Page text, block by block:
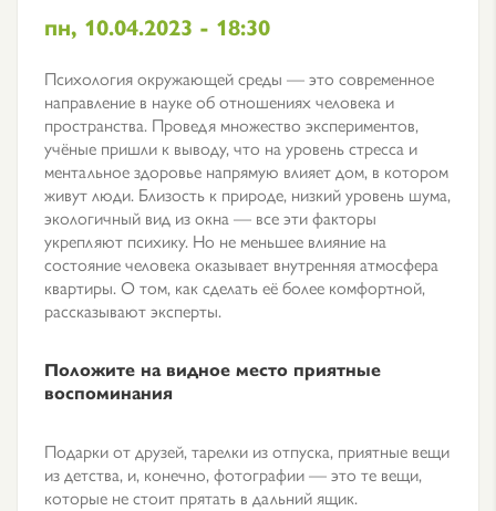
пн, 10.04.2023 - 18:30
Психология окружающей среды — это современное
направление в науке об отношениях человека и
пространства. Проведя множество экспериментов,
учёные пришли к выводу, что на уровень стресса и
ментальное здоровье напрямую влияет дом, в котором
живут люди. Близость к природе, низкий уровень шума,
экологичный вид из окна — все эти факторы
укрепляют психику. Но не меньшее влияние на
состояние человека оказывает внутренняя атмосфера
квартиры. О том, как сделать её более комфортной,
рассказывают эксперты.
Положите на видное место приятные
воспоминания
Подарки от друзей, тарелки из отпуска, приятные вещи
из детства, и, конечно, фотографии — это те вещи,
которые не стоит прятать в дальний ящик.